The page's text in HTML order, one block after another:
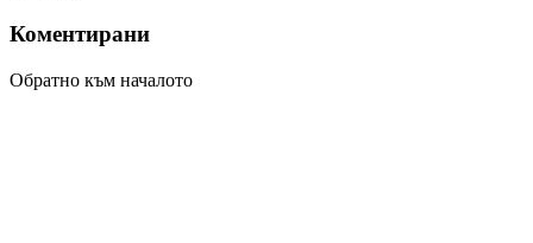
Коментирани
Обратно към началото